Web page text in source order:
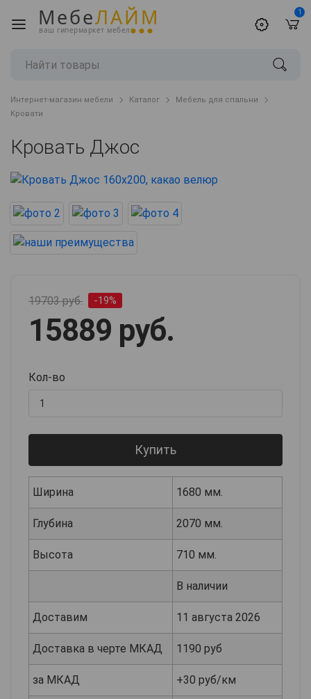
МебеЛАЙМ
ваш гипермаркет мебели
1
Интернет-магазин мебели Каталог
Мебель для спальни
Кровати
Кровать Джос
19703 руб. -19%
15889 руб.
Кол-во
Купить
Ширина 1680 мм.
Глубина 2070 мм.
Высота 710 мм.
В наличии
Доставим 11 августа 2026
Доставка в черте МКАД 1190 руб
за МКАД +30 руб/км